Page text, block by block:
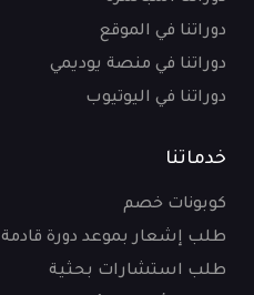
دوراتنا في الموقع
دوراتنا في منصة يوديمي
دوراتنا في اليوتيوب
خدماتنا
كوبونات خصم
طلب إشعار بموعد دورة قادمة
طلب استشارات بحثية